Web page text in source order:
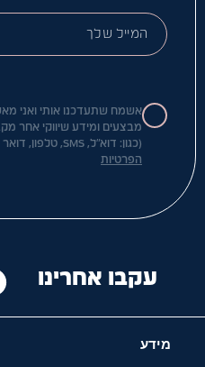
אשמח שתעדכנו אותי ואני
מבצעים ומידע שיווקי אחר
(כגון: דוא"ל, SMS, טלפון, דואר וכדו') בהתאם
הפרטיות
מידע
עקבו אחרינו